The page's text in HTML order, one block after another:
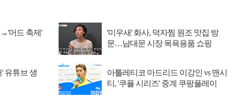
→'머드 축제'
'미우새' 화사, 덕자찜 원조 맛집 방
문…남대문 시장 목욕용품 쇼핑
' 유튜브 생
아틀레티코 마드리드 이강인 vs 맨시
티, '쿠플 시리즈' 중계 쿠팡플레이